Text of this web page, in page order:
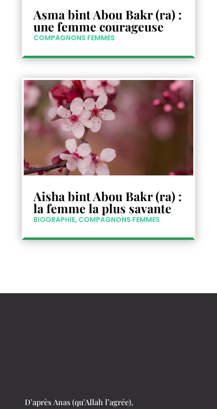
Asma bint Abou Bakr (ra) :
une femme courageuse
COMPAGNONS FEMMES
Aisha bint Abou Bakr (ra) :
la femme la plus savante
BIOGRAPHIE, COMPAGNONS FEMMES
D’après Anas (qu’Allah l’agrée),